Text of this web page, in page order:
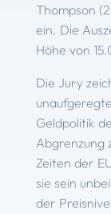
Thompson
ein. Die
Höhe von
Die Jury
Geldpolitik
Abgrenzung
Zeiten der
sie sein
der